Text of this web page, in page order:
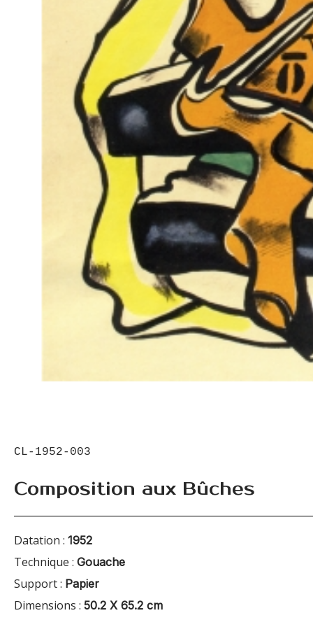
CL-1952-003
Composition aux Bûches
Datation : 1952
Technique : Gouache
Support : Papier
Dimensions : 50.2 X 65.2 cm